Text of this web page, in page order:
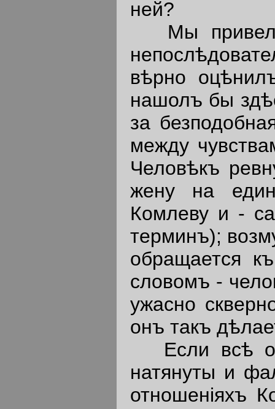
ней?
Мы привели
вѣрно
нашолъ бы
за
между
Человѣкъ
жену на
Комлеву и -
терминъ);
обращается
словомъ -
ужасно
онъ такъ
Если всѣ
натянуты и
отношенiяхъ